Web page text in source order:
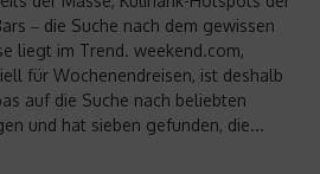
‒ die Suche nach dem gewissen
liegt im Trend. weekend.com,
für Wochenendreisen, ist deshalb
auf die Suche nach beliebten
und hat sieben gefunden, die...